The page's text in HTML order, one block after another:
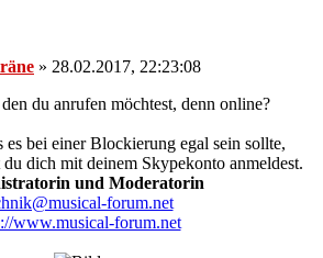
» 28.02.2017, 22:23:08
du anrufen möchtest, denn online?
es bei einer Blockierung egal sein sollte,
dich mit deinem Skypekonto anmeldest.
und Moderatorin
forum.net
www.musical-forum.net